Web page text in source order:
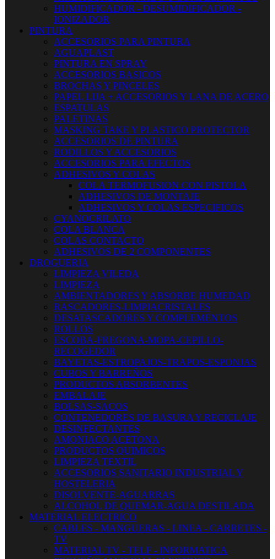
HUMIDIFICADOR - DESUMIDIFICADOR -
IONIZADOR
PINTURA
ACCESORIOS PARA PINTURA
AGUAPLAST
PINTURA EN SPRAY
ACCESORIOS BASICOS
BROCHAS Y PINCELES
PAPEL LIJA + ACCESORIOS Y LANA DE ACERO
ESPATULAS
PALETINAS
MASKING TAKE Y PLASTICO PROTECTOR
ACCESORIOS DE PINTURA
RODILLOS Y ACCESORIOS
ACCESORIOS PARA EFECTOS
ADHESIVOS Y COLAS
COLA TERMOFUSION CON PISTOLA
ADHESIVOS DE MONTAJE
ADHESIVOS Y COLAS ESPECIFICOS
CYANOCRILATO
COLA BLANCA
COLAS CONTACTO
ADHESIVOS DE 2 COMPONENTES
DROGUERIA
LIMPIEZA VILEDA
LIMPIEZA
AMBIENTADORES Y ABSORBE HUMEDAD
RASCADORES-LIMPIACRISTALES
DESATASCADORES Y COMPLEMENTOS
ROLLOS
ESCOBA-FREGONA-MOPA-CEPILLO-
RECOGEDOR
BAYETAS-ESTROPAJOS-TRAPOS-ESPONJAS
CUBOS Y BARREÑOS
PRODUCTOS ABSORBENTES
EMBALAJE
BOLSAS-SACOS
CONTENEDORES DE BASURA Y RECICLAJE
DESINFECTANTES
AMONIACO ACETONA
PRODUCTOS QUIMICOS
LIMPIEZA TEXTIL
ACCESORIOS SANITARIO INDUSTRIAL Y
HOSTELERIA
DISOLVENTE-AGUARRAS
ALCOHOL DE QUEMAR-AGUA DESTILADA
MATERIAL ELECTRICO
CABLES - MANGUERAS - LINEA - CARRETES -
TV
MATERIAL TV - TELF - INFORMATICA